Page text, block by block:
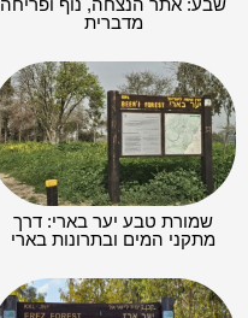
שבע: אתר הנצחה, נוף ופריחה
מדברית
שמורת טבע יער בארי: דרך
מתקני המים ובתרונות בארי